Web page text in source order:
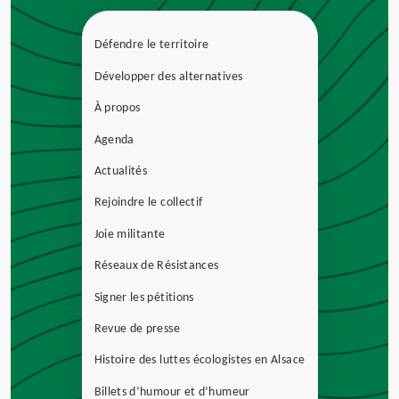
Défendre le territoire
Développer des alternatives
À propos
Agenda
Actualités
Rejoindre le collectif
Joie militante
Réseaux de Résistances
Signer les pétitions
Revue de presse
Histoire des luttes écologistes en Alsace
Billets d’humour et d’humeur